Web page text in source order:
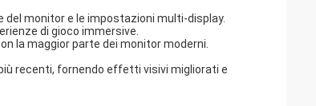
del monitor e le impostazioni multi-display.
di gioco immersive.
la maggior parte dei monitor moderni.
recenti, fornendo effetti visivi migliorati e